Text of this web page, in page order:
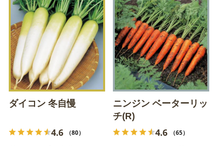
ダイコン 冬自慢
4.6 （80）
ニンジン ベーターリッ
チ(R)
4.6 （65）